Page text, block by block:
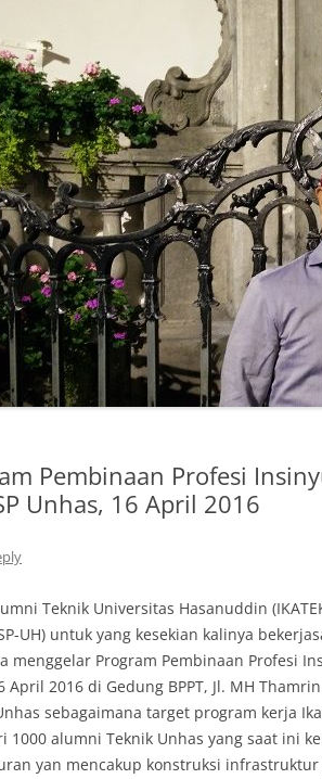
Pembinaan Profesi
Unhas, 16 April 2016
Teknik Universitas Hasanuddin
UH) untuk yang kesekian kalinya
menggelar Program Pembinaan Profesi
April 2016 di Gedung BPPT, Jl. MH
sebagaimana target program kerja
1000 alumni Teknik Unhas yang saat ini
yan mencakup konstruksi